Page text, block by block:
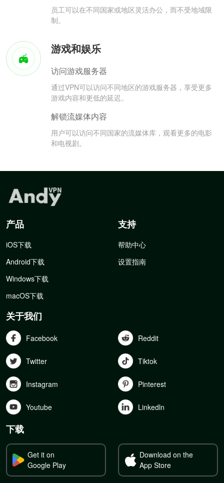
员工可以在不同国家或地区灵活办公，而不受地域限
制。
游戏和娱乐
访问游戏服务器
通过VPN可以访问不同地区的游戏服务器，享受更多
游戏内容和更低的延迟。
解锁流媒体内容
用户可以访问不同国家的流媒体库，观看更多的电影
和电视剧。
产品
iOS下载
Android下载
Windows下载
macOS下载
支持
帮助中心
设置指南
关于我们
Facebook Reddit
Twitter Tiktok
Instagram Pinterest
Youtube Linkedln
下载
Get it on
Google Play
Download on the
App Store